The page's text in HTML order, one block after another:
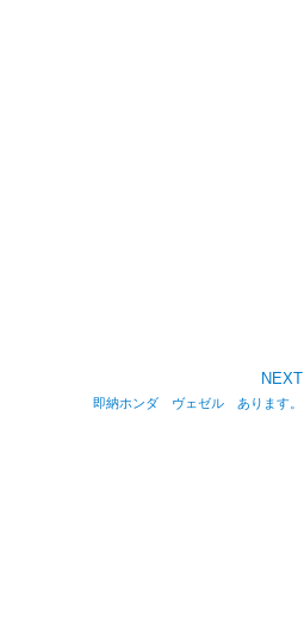
NEXT
即納ホンダ ヴェゼル あります。